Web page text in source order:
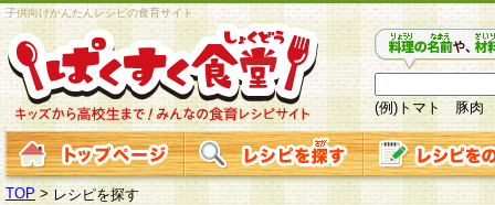
子供向けかんたんレシピの食育サイト
(例)トマト 豚肉
TOP > レシピを探す